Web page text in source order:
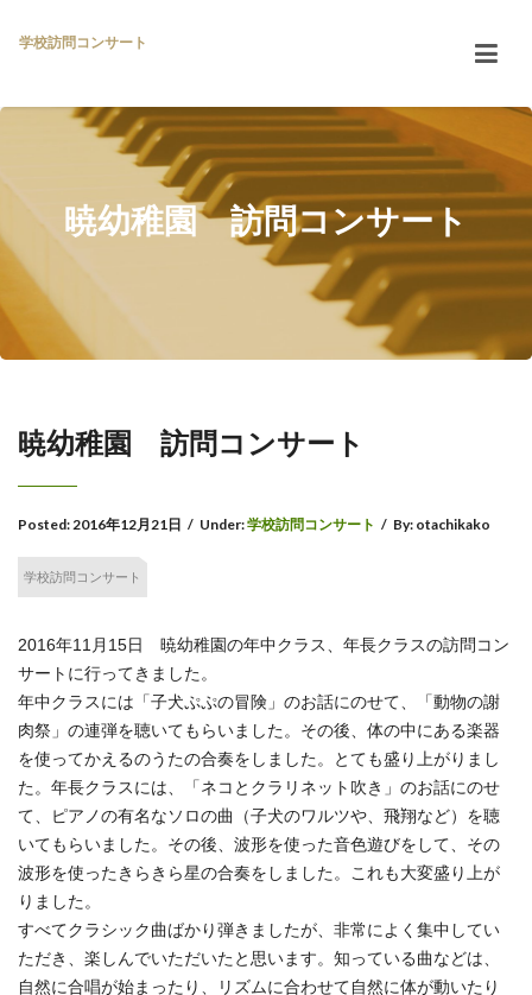
学校訪問コンサート
暁幼稚園 訪問コンサート
暁幼稚園 訪問コンサート
Posted:2016年12月21日 / Under:学校訪問コンサート / By: otachikako
学校訪問コンサート
2016年11月15日 暁幼稚園の年中クラス、年長クラスの訪問コン
サートに行ってきました。
年中クラスには「子犬ぷぷの冒険」のお話にのせて、「動物の謝
肉祭」の連弾を聴いてもらいました。その後、体の中にある楽器
を使ってかえるのうたの合奏をしました。とても盛り上がりまし
た。年長クラスには、「ネコとクラリネット吹き」のお話にのせ
て、ピアノの有名なソロの曲（子犬のワルツや、飛翔など）を聴
いてもらいました。その後、波形を使った音色遊びをして、その
波形を使ったきらきら星の合奏をしました。これも大変盛り上が
りました。
すべてクラシック曲ばかり弾きましたが、非常によく集中してい
ただき、楽しんでいただいたと思います。知っている曲などは、
自然に合唱が始まったり、リズムに合わせて自然に体が動いたり